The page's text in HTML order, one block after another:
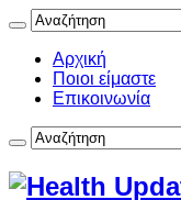
Αρχική
Ποιοι είμαστε
Επικοινωνία